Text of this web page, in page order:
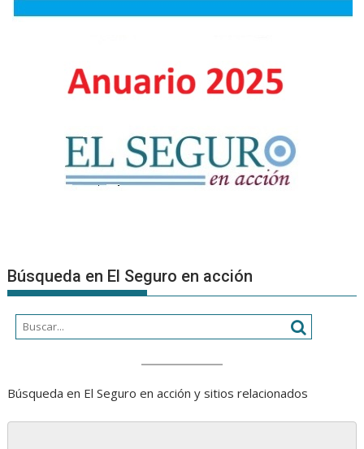
Búsqueda en El Seguro en acción
Búsqueda en El Seguro en acción y sitios relacionados